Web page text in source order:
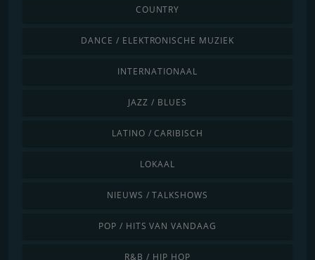
COUNTRY
DANCE / ELEKTRONISCHE MUZIEK
INTERNATIONAAL
JAZZ / BLUES
LATINO / CARIBISCH
LOKAAL
NIEUWS / TALKSHOWS
POP / HITS VAN VANDAAG
R&B / HIP HOP